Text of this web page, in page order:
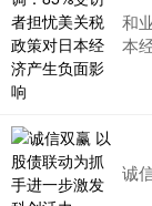
和
本
诚